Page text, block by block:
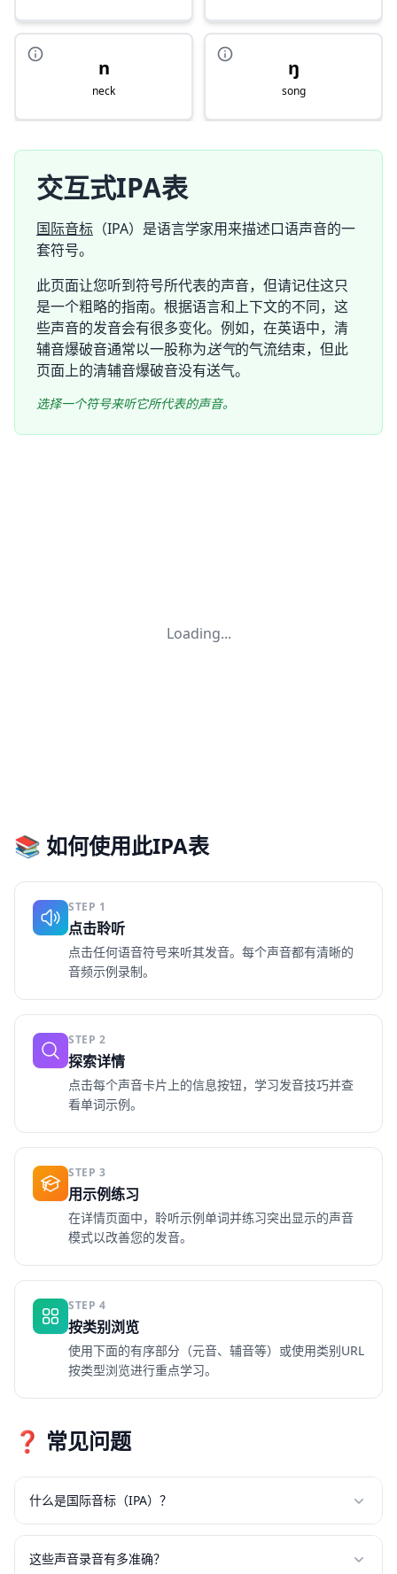
n
neck
ŋ
song
交互式IPA表
国际音标 （IPA）是语言学家用来描述口语声音的一
套符号。
此页面让您听到符号所代表的声音，但请记住这只
是一个粗略的指南。根据语言和上下文的不同，这
些声音的发音会有很多变化。例如，在英语中，清
辅音爆破音通常以一股称为送气的气流结束，但此
页面上的清辅音爆破音没有送气。
选择一个符号来听它所代表的声音。
Loading...
📚 如何使用此IPA表
STEP 1
点击聆听
点击任何语音符号来听其发音。每个声音都有清晰的
音频示例录制。
STEP 2
探索详情
点击每个声音卡片上的信息按钮，学习发音技巧并查
看单词示例。
STEP 3
用示例练习
在详情页面中，聆听示例单词并练习突出显示的声音
模式以改善您的发音。
STEP 4
按类别浏览
使用下面的有序部分（元音、辅音等）或使用类别URL
按类型浏览进行重点学习。
❓ 常见问题
什么是国际音标（IPA）？
IPA是语言学家用来表示口语声音的标准化语音符号系统。它
帮助您准确理解单词应该如何发音，无论拼写如何变化。
这些声音录音有多准确？